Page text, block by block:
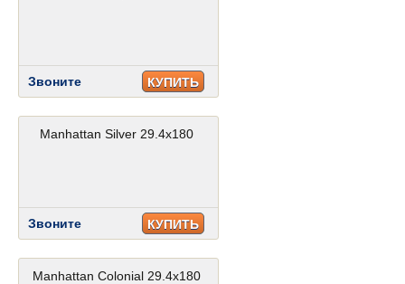
Звоните КУПИТЬ
Manhattan Silver 29.4x180
Звоните КУПИТЬ
Manhattan Colonial 29.4x180